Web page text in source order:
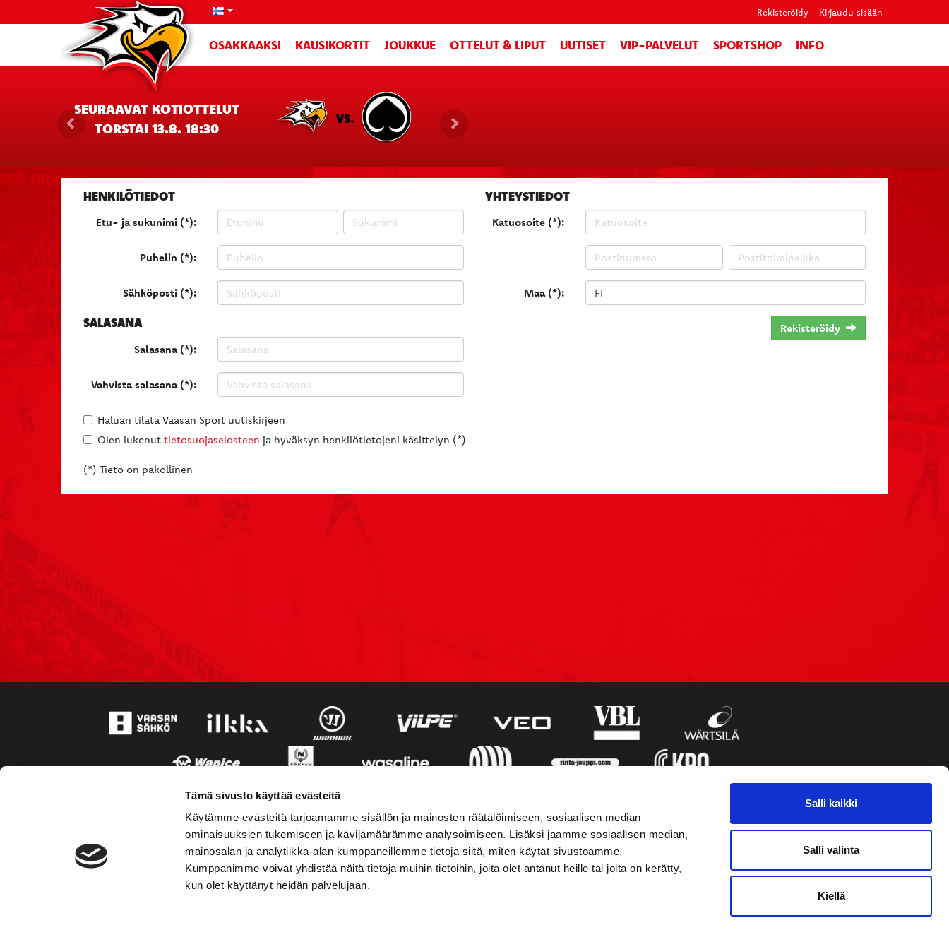
Tämä sivusto käyttää evästeitä
Käytämme evästeitä tarjoamamme sisällön ja mainosten räätälöimiseen, sosiaalisen median
ominaisuuksien tukemiseen ja kävijämäärämme analysoimiseen. Lisäksi jaamme sosiaalisen median,
mainosalan ja analytiikka-alan kumppaneillemme tietoja siitä, miten käytät sivustoamme.
Kumppanimme voivat yhdistää näitä tietoja muihin tietoihin, joita olet antanut heille tai joita on kerätty,
kun olet käyttänyt heidän palvelujaan.
Salli kaikki
Salli valinta
Kiellä
Rekisteröidy Kirjaudu sisään
OSAKKAAKSI KAUSIKORTIT JOUKKUE OTTELUT & LIPUT UUTISET VIP-PALVELUT SPORTSHOP INFO
SEURAAVAT KOTIOTTELUT
TORSTAI 13.8. 18:30
VS.
HENKILÖTIEDOT
Etu- ja sukunimi (*):
Puhelin (*):
Sähköposti (*):
SALASANA
Salasana (*):
Vahvista salasana (*):
YHTEYSTIEDOT
Katuosoite (*):
Maa (*):
Rekisteröidy
Haluan tilata Vaasan Sport uutiskirjeen
Olen lukenut tietosuojaselosteen ja hyväksyn henkilötietojeni käsittelyn (*)
(*) Tieto on pakollinen
YHTEYSTIEDOT SOSIAALINEN MEDIA VAASAN SPORT UUTISKIRJE